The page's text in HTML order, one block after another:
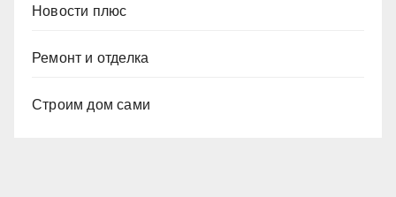
Новости плюс
Ремонт и отделка
Строим дом сами